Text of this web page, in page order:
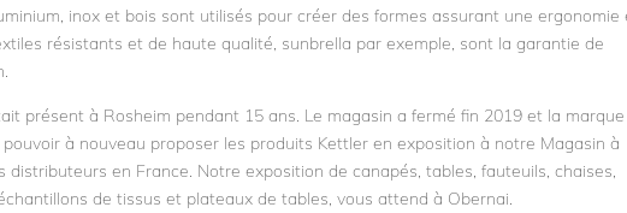
inox et bois sont utilisés pour créer des formes assurant une ergonomie
résistants et de haute qualité, sunbrella par exemple, sont la garantie de
présent à Rosheim pendant 15 ans. Le magasin a fermé fin 2019 et la marque
à nouveau proposer les produits Kettler en exposition à notre Magasin à
distributeurs en France. Notre exposition de canapés, tables, fauteuils, chaises,
de tissus et plateaux de tables, vous attend à Obernai.